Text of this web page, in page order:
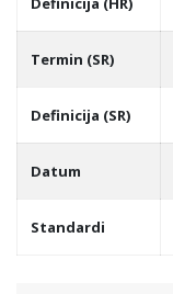
Termin (SR)
Definicija (SR)
Datum
Standardi